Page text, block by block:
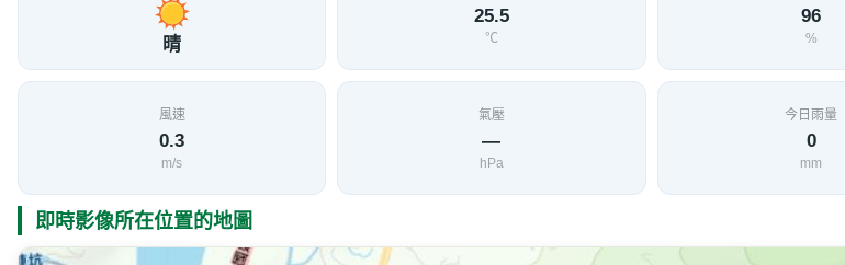
晴
25.5
℃
96
%
風速
0.3
m/s
氣壓
—
hPa
今日雨量
0
mm
即時影像所在位置的地圖